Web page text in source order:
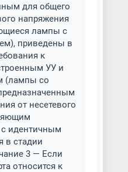
для общего
напряжения
лампы с
приведены в
к
УУ и
(лампы со
от несетевого
идентичным
в стадии
3 — Если
относится к